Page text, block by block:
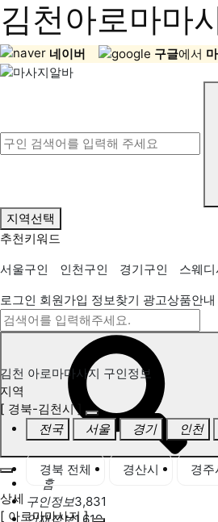
김천아로마마
네이버 구글에서
지역선택
추천키워드
서울구인
인천구인 경기구인
스웨
로그인 회원가입 정보찾기 광고상품안내
홈
구인정보3,831
김천 아로마마사지 구인정보
지역
[ 경북-김천시 ]
전국
서울 경기 인천
경북 전체 경산시 경주
상세
[ 아로마마사지 ]